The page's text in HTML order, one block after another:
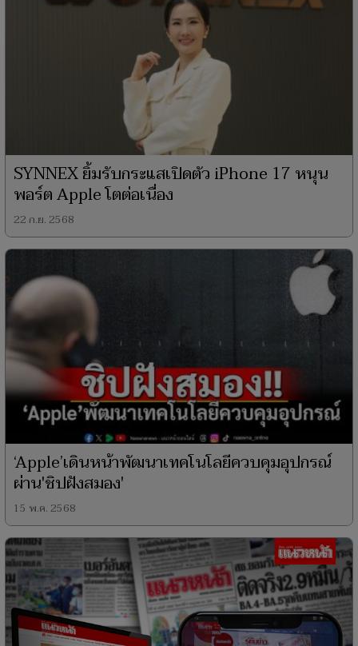
SYNNEX ยิ้มรับกระแสเปิดตัว iPhone 17 หนุน
พอร์ต Apple โตต่อเนื่อง
22 ก.ย. 2568
‘Apple’เดินหน้าพัฒนาเทคโนโลยีควบคุมอุปกรณ์
ผ่าน'ชิปฝังสมอง'
15 พ.ค. 2568